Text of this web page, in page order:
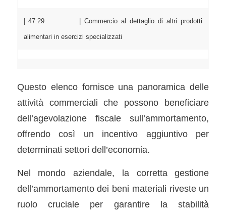
| 47.29 | Commercio al dettaglio di altri prodotti
alimentari in esercizi specializzati
Questo elenco fornisce una panoramica delle
attività commerciali che possono beneficiare
dell’agevolazione fiscale sull’ammortamento,
offrendo così un incentivo aggiuntivo per
determinati settori dell’economia.
Nel mondo aziendale, la corretta gestione
dell’ammortamento dei beni materiali riveste un
ruolo cruciale per garantire la stabilità